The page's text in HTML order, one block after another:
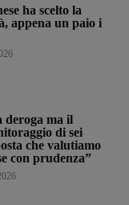
ha scelto la
appena un paio i
deroga ma il
di sei
che valutiamo
con prudenza”